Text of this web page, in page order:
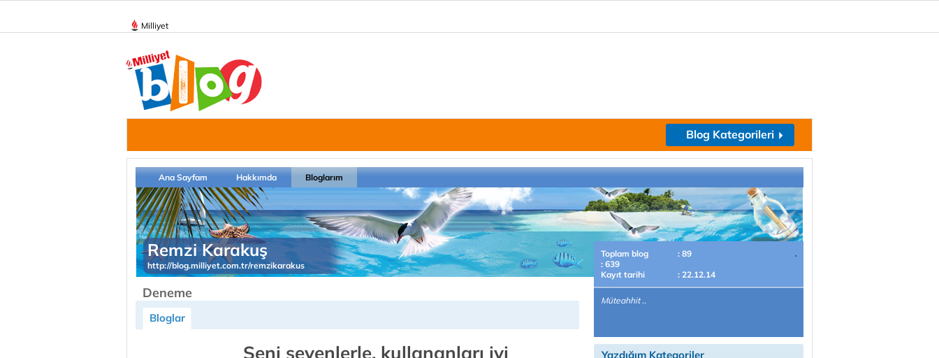
Milliyet
Blog Kategorileri
Ana Sayfam Hakkımda Bloglarım
Remzi Karakuş
http://blog.milliyet.com.tr/remzikarakus
Deneme
Bloglar
Seni sevenlerle, kullananları iyi
Toplam blog
: 89
: 639
Kayıt tarihi
: 22.12.14
Müteahhit ..
Yazdığım Kategoriler